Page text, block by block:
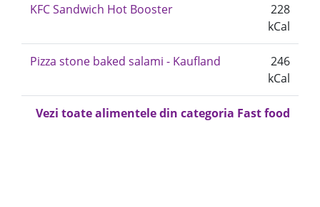
KFC Sandwich Hot Booster
228
kCal
Pizza stone baked salami - Kaufland
246
kCal
Vezi toate alimentele din categoria Fast food